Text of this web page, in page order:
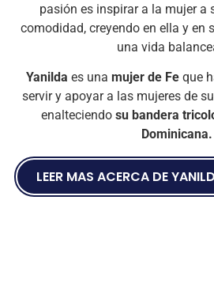
pasión es inspirar a la mujer a
comodidad, creyendo en ella y en
una vida
Yanilda es una mujer de Feque
servir y apoyar a las mujeres de
enalteciendo su bandera
Dominicana.
LEER MAS ACERCA DE